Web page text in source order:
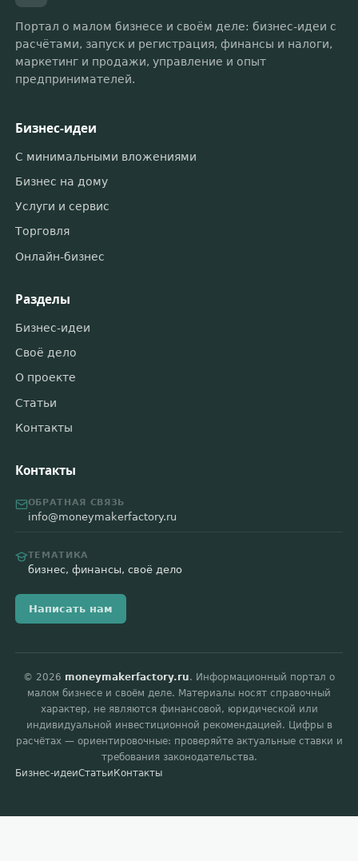
Портал о малом бизнесе и своём деле: бизнес-идеи с
расчётами, запуск и регистрация, финансы и налоги,
маркетинг и продажи, управление и опыт
предпринимателей.
Бизнес-идеи
С минимальными вложениями
Бизнес на дому
Услуги и сервис
Торговля
Онлайн-бизнес
Разделы
Бизнес-идеи
Своё дело
О проекте
Статьи
Контакты
Контакты
ОБРАТНАЯ СВЯЗЬ
info@moneymakerfactory.ru
ТЕМАТИКА
бизнес, финансы, своё дело
Написать нам
© 2026 moneymakerfactory.ru. Информационный портал о
малом бизнесе и своём деле. Материалы носят справочный
характер, не являются финансовой, юридической или
индивидуальной инвестиционной рекомендацией. Цифры в
расчётах — ориентировочные: проверяйте актуальные ставки и
требования законодательства.
Бизнес-идеиСтатьиКонтакты